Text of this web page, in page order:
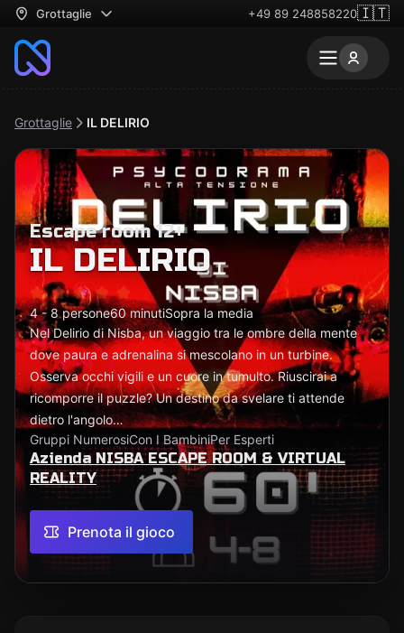
Grottaglie +49 89 248858220🇮🇹
Grottaglie IL DELIRIO
Escape room 12+
IL DELIRIO
4 - 8 persone60 minutiSopra la media
Nel Delirio di Nisba, un viaggio tra le ombre della mente
dove paura e adrenalina si mescolano in un turbine.
Osserva occhi vigili e un cuore in tumulto. Riuscirai a
ricomporre il puzzle? Un destino da svelare ti attende
dietro l'angolo…
Gruppi NumerosiCon I BambiniPer Esperti
Azienda NISBA ESCAPE ROOM & VIRTUAL
REALITY
Prenota il gioco